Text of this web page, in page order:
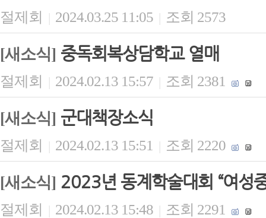
절제회 | 2024.03.25 11:05 | 조회 2573
[새소식] 중독회복상담학교 열매
절제회 | 2024.02.13 15:57 | 조회 2381
[새소식] 군대책장소식
절제회 | 2024.02.13 15:51 | 조회 2220
[새소식] 2023년 동계학술대회 “여성
절제회 | 2024.02.13 15:48 | 조회 2291